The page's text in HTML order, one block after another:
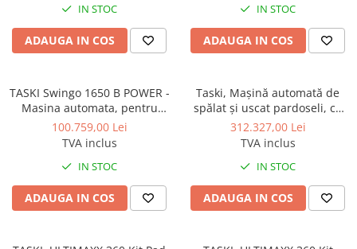
Accesorii hoteliere
Carucioare camerista hotel
Gama de cosmetice hoteliere Black
Tie
Gama de cosmetice hoteliere
Gama de cosmetice hoteliere Dove
Holiday Care
IN STOC
ADAUGA IN COS
IN STOC
ADAUGA IN COS
TASKI Swingo 1650 B POWER -
Masina automata, pentru
spalat și uscat pardoseli, cu
autotractare, acumulatori şi
100.759,00 Lei
TVA inclus
IN STOC
ADAUGA IN COS
Taski, Mașină automată de
spălat și uscat pardoseli, cu
operator la bord, swingo 4000
B Lithium Ion
312.327,00 Lei
TVA inclus
IN STOC
ADAUGA IN COS